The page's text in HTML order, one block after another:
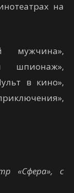
на
мужчина»,
в кино»,
«Сфера», с